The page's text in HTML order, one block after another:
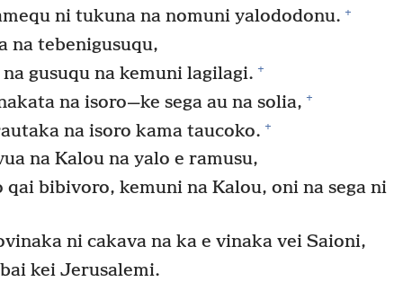
ni tukuna na nomuni yalododonu. +
na tebenigusuqu,
gusuqu na kemuni lagilagi. +
na isoro—ke sega au na solia, +
na isoro kama taucoko. +
na Kalou na yalo e ramusu,
qai bibivoro, kemuni na Kalou, oni na sega ni
ni cakava na ka e vinaka vei Saioni,
kei Jerusalemi.